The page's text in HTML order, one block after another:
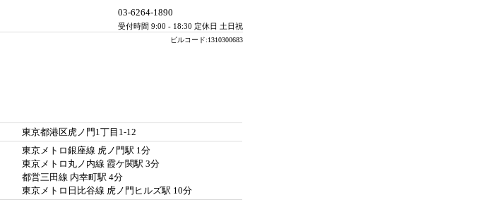
03-6264-1890
受付時間 9:00 - 18:30 定休日 土日祝
ビルコード:1310300683
東京都港区虎ノ門1丁目1-12
東京メトロ銀座線 虎ノ門駅 1分
東京メトロ丸ノ内線 霞ケ関駅 3分
都営三田線 内幸町駅 4分
東京メトロ日比谷線 虎ノ門ヒルズ駅 10分